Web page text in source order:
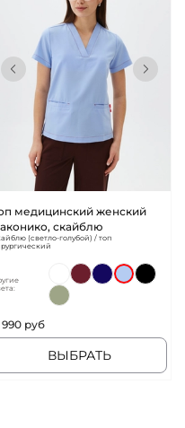
медицинский женский
скайблю
(светло-голубой) / топ
руб
ВЫБРАТЬ